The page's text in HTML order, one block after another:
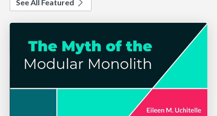
See All Featured